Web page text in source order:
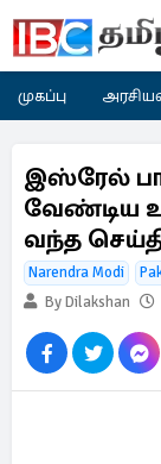
முகப்பு
இஸ்ரேல்
வேண்டிய
வந்த
Narendra Modi
By Dilakshan